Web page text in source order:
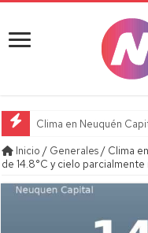
Clima en Neuquén
Horóscopo del día:
Inicio / Generales/ Clima
de 14.8°C y cielo parcialmente